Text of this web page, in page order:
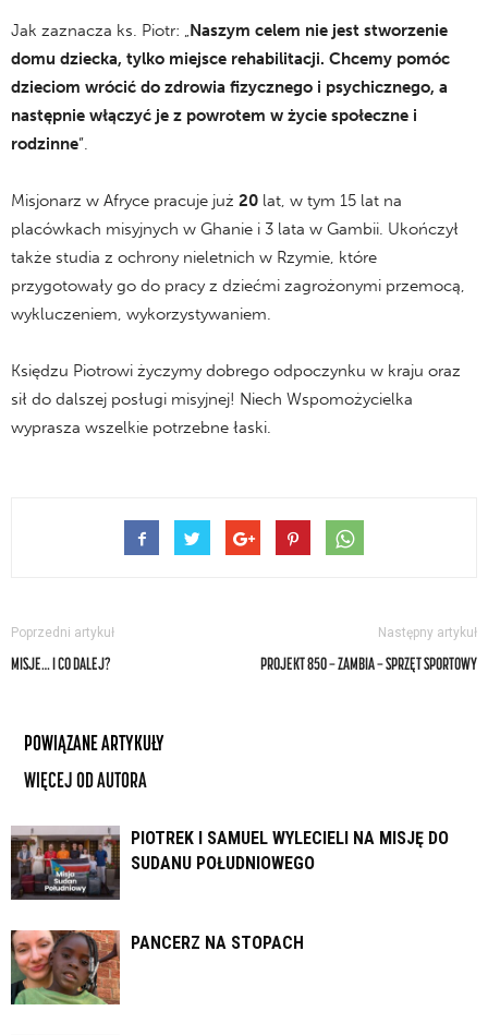
Jak zaznacza ks. Piotr: „Naszym celem nie jest stworzenie
domu dziecka, tylko miejsce rehabilitacji. Chcemy pomóc
dzieciom wrócić do zdrowia fizycznego i psychicznego, a
następnie włączyć je z powrotem w życie społeczne i
rodzinne”.
Misjonarz w Afryce pracuje już 20 lat, w tym 15 lat na
placówkach misyjnych w Ghanie i 3 lata w Gambii. Ukończył
także studia z ochrony nieletnich w Rzymie, które
przygotowały go do pracy z dziećmi zagrożonymi przemocą,
wykluczeniem, wykorzystywaniem.
Księdzu Piotrowi życzymy dobrego odpoczynku w kraju oraz
sił do dalszej posługi misyjnej! Niech Wspomożycielka
wyprasza wszelkie potrzebne łaski.
Poprzedni artykuł
MISJE… I CO DALEJ?
Następny artykuł
PROJEKT 850 — ZAMBIA — SPRZĘT SPORTOWY
POWIĄZANE ARTYKUŁY
WIĘCEJ OD AUTORA
PIOTREK I SAMUEL WYLECIELI NA MISJĘ DO
SUDANU POŁUDNIOWEGO
PANCERZ NA STOPACH